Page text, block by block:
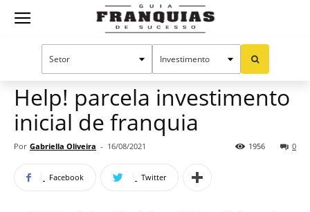
Guia
Mercado de franquias
Help! parcela investimento
inicial de franquia
Por Gabriella Oliveira - 16/08/2021 0
1956
Facebook Twitter